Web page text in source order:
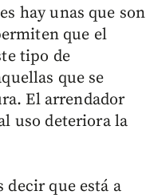
hay unas que son
que el
tipo de
que se
El arrendador
uso deteriora la
decir que está a